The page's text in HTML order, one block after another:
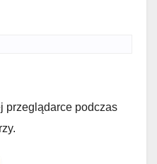
przeglądarce podczas